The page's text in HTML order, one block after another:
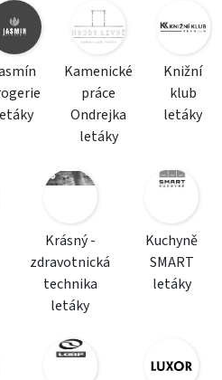
Kamenické
práce
Ondrejka
letáky
Knižní
klub
letáky
Krásný -
zdravotnická
technika
letáky
Kuchyně
SMART
letáky